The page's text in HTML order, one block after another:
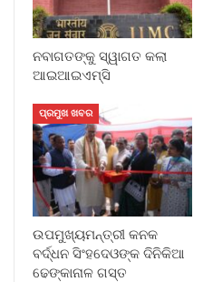
ନବାଗତଙ୍କୁ ସ୍ୱାଗତ କଲା
ଆଇଆଇଏମ୍‌ସି
ପ୍ରମୁଖ ଖବର
ଉପମୁଖ୍ୟମନ୍ତ୍ରୀ କନକ
ବର୍ଦ୍ଧନ ସିଂହଦେଓଙ୍କ ଦିନିକିଆ
ଢେଙ୍କାନାଳ ଗସ୍ତ